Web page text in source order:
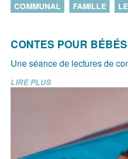
COMMUNAL FAMILLE
CONTES POUR BÉBÉS
Une séance de lectures de
LIRE PLUS